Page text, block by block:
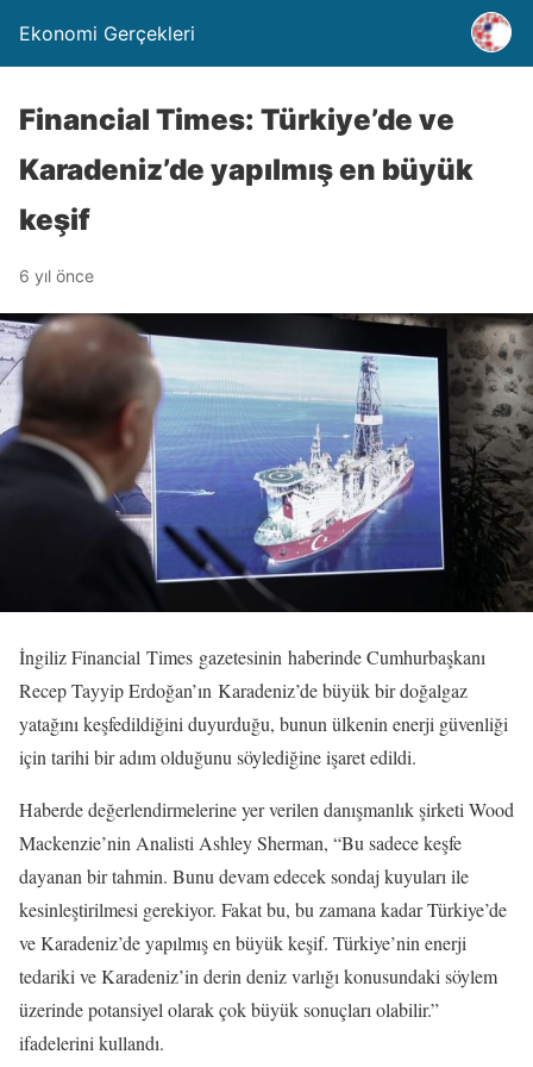
Ekonomi Gerçekleri
Financial Times: Türkiye’de ve
Karadeniz’de yapılmış en büyük
keşif
6 yıl önce
İngiliz Financial Times gazetesinin haberinde Cumhurbaşkanı
Recep Tayyip Erdoğan’ın Karadeniz’de büyük bir doğalgaz
yatağını keşfedildiğini duyurduğu, bunun ülkenin enerji güvenliği
için tarihi bir adım olduğunu söylediğine işaret edildi.
Haberde değerlendirmelerine yer verilen danışmanlık şirketi Wood
Mackenzie’nin Analisti Ashley Sherman, “Bu sadece keşfe
dayanan bir tahmin. Bunu devam edecek sondaj kuyuları ile
kesinleştirilmesi gerekiyor. Fakat bu, bu zamana kadar Türkiye’de
ve Karadeniz’de yapılmış en büyük keşif. Türkiye’nin enerji
tedariki ve Karadeniz’in derin deniz varlığı konusundaki söylem
üzerinde potansiyel olarak çok büyük sonuçları olabilir.”
ifadelerini kullandı.